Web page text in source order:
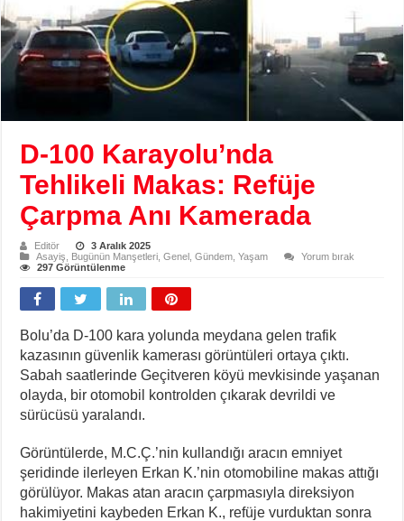
D-100 Karayolu’nda
Tehlikeli Makas: Refüje
Çarpma Anı Kamerada
Editör
3 Aralık 2025
Asayiş
Bugünün Manşetleri ,Genel ,Gündem ,Yaşam
Yorum bırak
297 Görüntülenme
Bolu’da D-100 kara yolunda meydana gelen trafik
kazasının güvenlik kamerası görüntüleri ortaya çıktı.
Sabah saatlerinde Geçitveren köyü mevkisinde yaşanan
olayda, bir otomobil kontrolden çıkarak devrildi ve
sürücüsü yaralandı.
Görüntülerde, M.C.Ç.’nin kullandığı aracın emniyet
şeridinde ilerleyen Erkan K.’nin otomobiline makas attığı
görülüyor. Makas atan aracın çarpmasıyla direksiyon
hakimiyetini kaybeden Erkan K., refüje vurduktan sonra